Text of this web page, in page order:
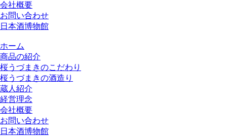
会社概要
お問い合わせ
日本酒博物館
ホーム
商品の紹介
桜うづまきのこだわり
桜うづまきの酒造り
蔵人紹介
経営理念
会社概要
お問い合わせ
日本酒博物館